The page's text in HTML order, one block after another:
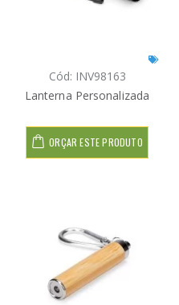
Cód: INV98163
Lanterna Personalizada
ORÇAR ESTE PRODUTO